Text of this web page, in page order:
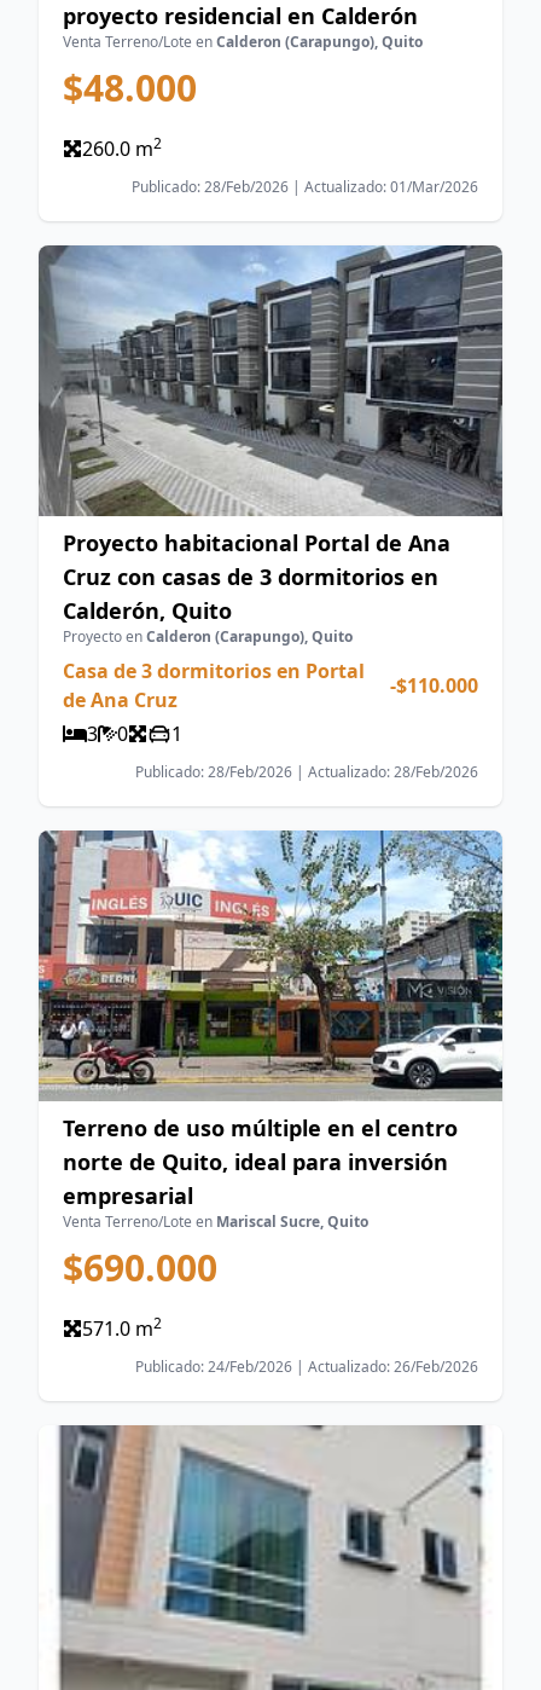
proyecto residencial en Calderón
Venta Terreno/Lote enCalderon (Carapungo), Quito
$48.000
260.0 m2
Publicado: 28/Feb/2026 | Actualizado: 01/Mar/2026
Proyecto habitacional Portal de Ana
Cruz con casas de 3 dormitorios en
Calderón, Quito
Proyecto enCalderon (Carapungo), Quito
Casa de 3 dormitorios en Portal
de Ana Cruz
-$110.000
3
0 1
Publicado: 28/Feb/2026 | Actualizado: 28/Feb/2026
Terreno de uso múltiple en el centro
norte de Quito, ideal para inversión
empresarial
Venta Terreno/Lote en Mariscal Sucre, Quito
$690.000
571.0 m2
Publicado: 24/Feb/2026 | Actualizado: 26/Feb/2026